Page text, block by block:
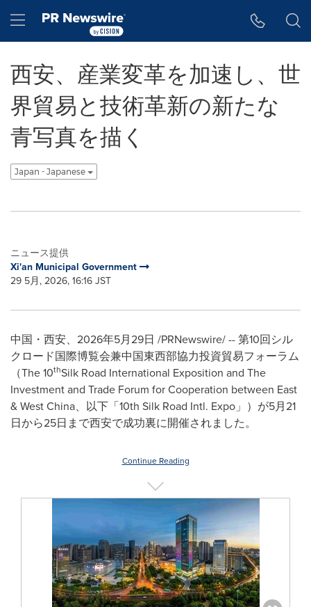
Hamburger menu
西安、産業変革を加速し、世
界貿易と技術革新の新たな
青写真を描く
Japan - Japanese
ニュース提供
Xi'an Municipal Government
29 5月, 2026, 16:16 JST
中国・西安、2026年5月29日 /PRNewswire/ -- 第10回シル
クロード国際博覧会兼中国東西部協力投資貿易フォーラム
（The 10thSilk Road International Exposition and The
Investment and Trade Forum for Cooperation between East
& West China、以下「10th Silk Road Intl. Expo」）が5月21
日から25日まで西安で成功裏に開催されました。
Continue Reading